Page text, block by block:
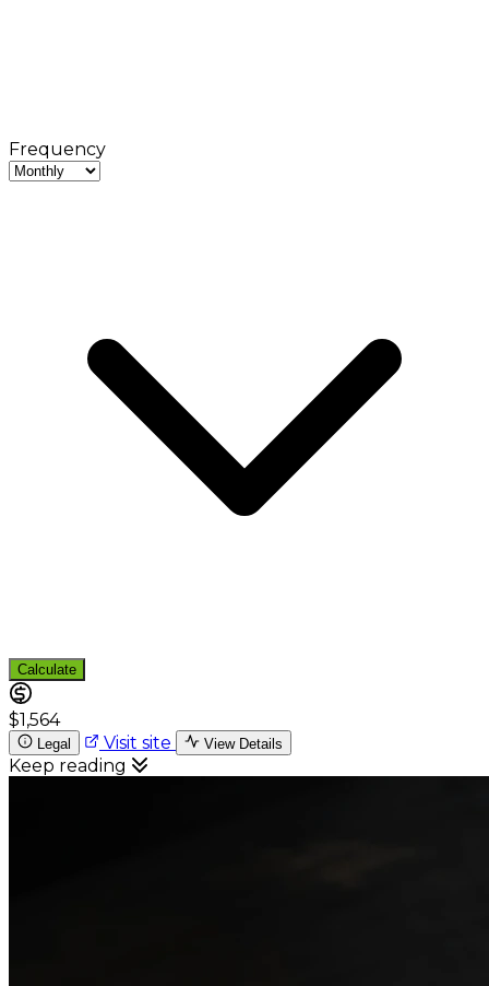
Frequency
Calculate
$1,564
Legal Visit site View Details
Keep reading